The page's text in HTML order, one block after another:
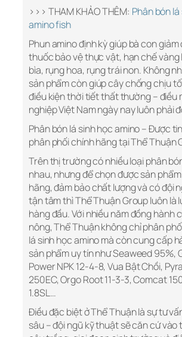
>>> THAM KHẢO THÊM: Phân bón
amino fish
Phun amino định kỳ giúp bà con giảm
thuốc bảo vệ thực vật, hạn chế vàng
bìa, rụng hoa, rụng trái non. Không
sản phẩm còn giúp cây chống chịu
điều kiện thời tiết thất thường – điều
nghiệp Việt Nam ngày nay luôn phải
Phân bón lá sinh học amino – Được
phân phối chính hãng tại Thể Thuận
Trên thị trường có nhiều loại phân
nhau, nhưng để chọn được sản
hãng, đảm bảo chất lượng và có đội
tận tâm thì Thể Thuận Group luôn là
hàng đầu. Với nhiều năm đồng hành
nông, Thể Thuận không chỉ phân
lá sinh học amino mà còn cung cấp
sản phẩm uy tín như Seaweed 95%,
Power NPK 12-4-8, Vua Bật Chồi,
250EC, Orgo Root 11-3-3, Comcat
1.8SL…
Điều đặc biệt ở Thể Thuận là sự tư
sâu – đội ngũ kỹ thuật sẽ căn cứ vào